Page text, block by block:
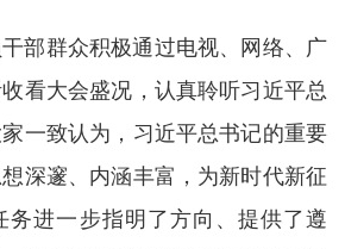
部群众积极通过电视、网络、广
看大会盛况，认真聆听习近平总
一致认为，习近平总书记的重要
深邃、内涵丰富，为新时代新征
务进一步指明了方向、提供了遵